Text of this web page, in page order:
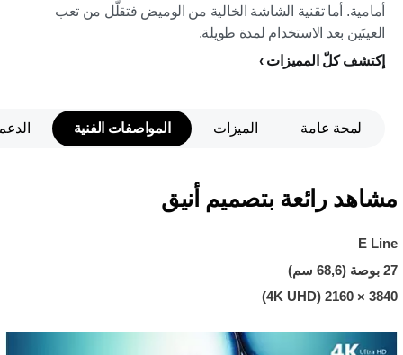
أمامية. أما تقنية الشاشة الخالية من الوميض فتقلّل من تعب
العينَين بعد الاستخدام لمدة طويلة.
إكتشف كلّ المميزات
لمحة عامة الميزات المواصفات الفنية
مشاهد رائعة بتصميم أنيق
E Line
27 بوصة (68,6 سم)
3840‏ × 2160 (4K UHD)